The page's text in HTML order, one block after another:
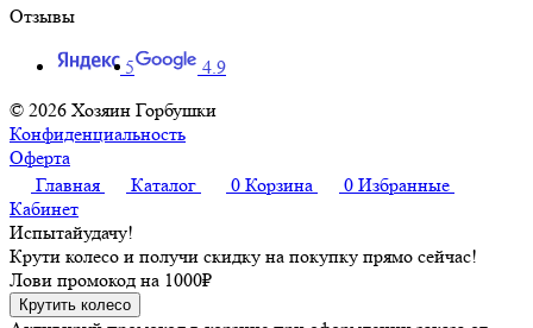
Отзывы
5
4.9
© 2026 Хозяин Горбушки
Конфиденциальность
Оферта
Главная
Каталог 0 Корзина 0 Избранные
Кабинет
Испытайудачу!
Крути колесо и получи скидку на покупку прямо сейчас!
Лови промокод на 1000₽
Крутить колесо